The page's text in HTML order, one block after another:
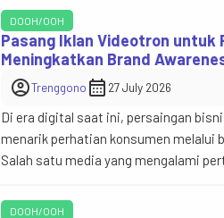
paling efektif untuk meningkatkan
DOOH/OOH
Pasang Iklan Videotron
Meningkatkan Brand
account_circleTrenggono calendar_month 27 July 2026
Di era digital saat ini, persaingan
menarik perhatian konsumen melalui
Salah satu media yang mengalami
menampilkan gambar statis, media
DOOH/OOH